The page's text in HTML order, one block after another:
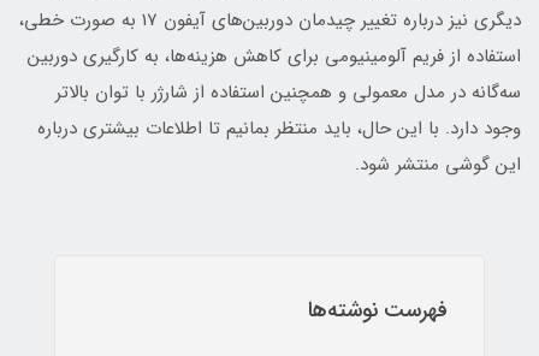
دیگری نیز درباره تغییر چیدمان دوربین‌های آیفون 17 به صورت خطی،
استفاده از فریم آلومینیومی برای کاهش هزینه‌ها، به کارگیری دوربین
سه‌گانه در مدل معمولی و همچنین استفاده از شارژر با توان بالاتر
وجود دارد. با این حال، باید منتظر بمانیم تا اطلاعات بیشتری درباره
این گوشی منتشر شود.
فهرست نوشته‌ها